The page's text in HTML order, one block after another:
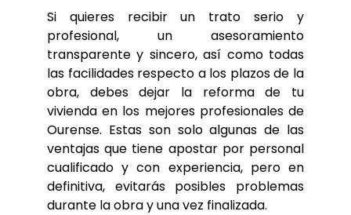
Si quieres recibir un trato serio y
profesional, un asesoramiento
transparente y sincero, así como todas
las facilidades respecto a los plazos de la
obra, debes dejar la reforma de tu
vivienda en los mejores profesionales de
Ourense. Estas son solo algunas de las
ventajas que tiene apostar por personal
cualificado y con experiencia, pero en
definitiva, evitarás posibles problemas
durante la obra y una vez finalizada.